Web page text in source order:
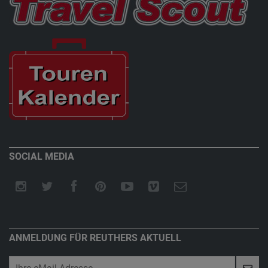
SOCIAL MEDIA
ANMELDUNG FÜR REUTHERS AKTUELL